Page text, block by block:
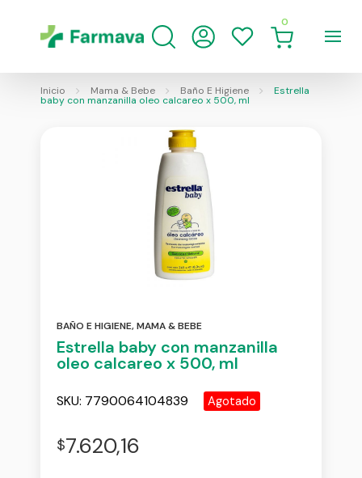
0
Inicio Mama & Bebe Baño E Higiene Estrella
baby con manzanilla oleo calcareo x 500, ml
BAÑO E HIGIENE,MAMA & BEBE
Estrella baby con manzanilla
oleo calcareo x 500, ml
SKU: 7790064104839 Agotado
$7.620,16